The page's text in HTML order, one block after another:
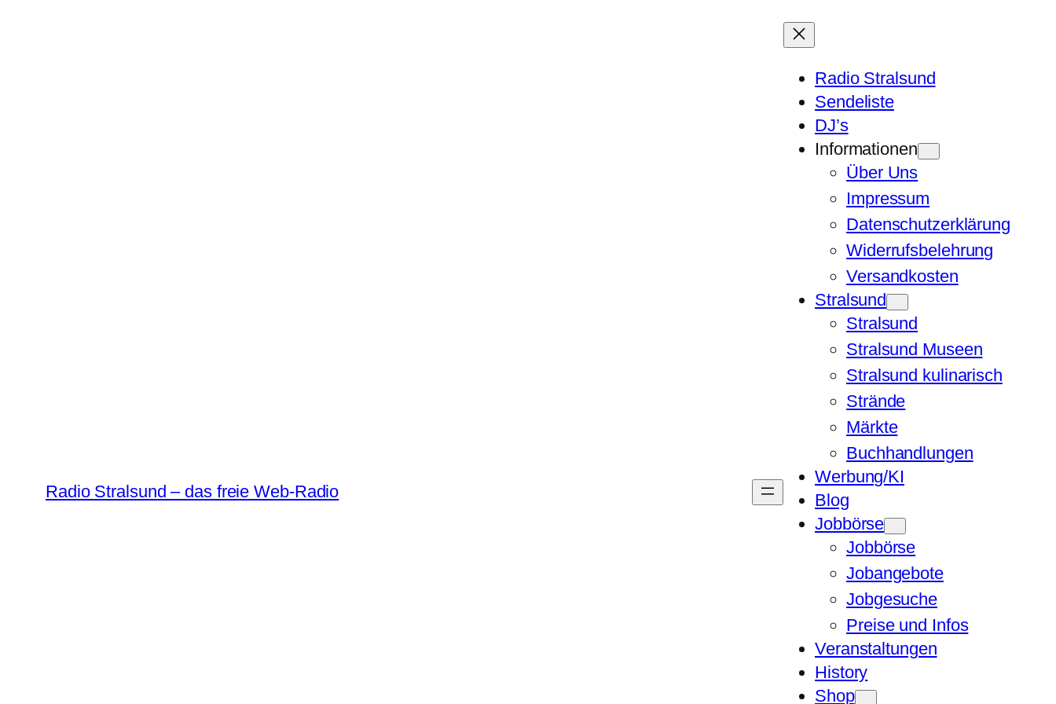
Radio Stralsund – das freie Web-Radio
Radio Stralsund
Sendeliste
DJ’s
Informationen
Über Uns
Impressum
Datenschutzerklärung
Widerrufsbelehrung
Versandkosten
Stralsund
Stralsund
Stralsund Museen
Stralsund kulinarisch
Strände
Märkte
Buchhandlungen
Werbung/KI
Blog
Jobbörse
Jobbörse
Jobangebote
Jobgesuche
Preise und Infos
Veranstaltungen
History
Shop